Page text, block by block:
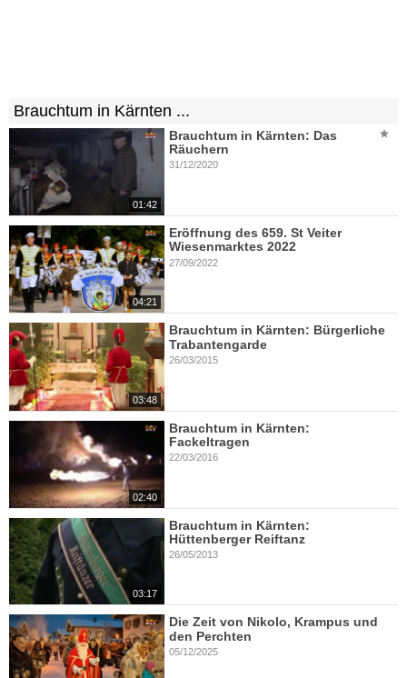
Brauchtum in Kärnten ...
01:42
Brauchtum in Kärnten: Das
Räuchern
31/12/2020
04:21
Eröffnung des 659. St Veiter
Wiesenmarktes 2022
27/09/2022
03:48
Brauchtum in Kärnten: Bürgerliche
Trabantengarde
26/03/2015
02:40
Brauchtum in Kärnten:
Fackeltragen
22/03/2016
03:17
Brauchtum in Kärnten:
Hüttenberger Reiftanz
26/05/2013
Die Zeit von Nikolo, Krampus und
den Perchten
05/12/2025